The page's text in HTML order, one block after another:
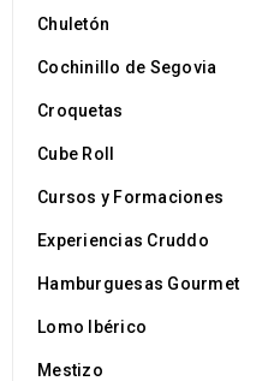
MAR
28
MAR
Chuletón
Cochinillo de Segovia
Croquetas
Cube Roll
Cursos y Formaciones
Experiencias Cruddo
Hamburguesas Gourmet
Lomo Ibérico
Mestizo